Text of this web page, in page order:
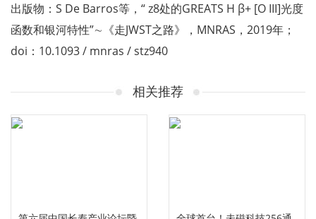
出版物：S De Barros等，“ z8处的GREATS H β+ [O III]光度
函数和银河特性”∼《走JWST之路》，MNRAS，2019年；
doi：10.1093 / mnras / stz940
相关推荐